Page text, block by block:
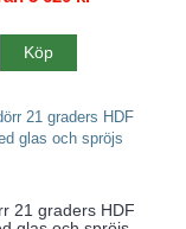
Köp
21 graders HDF